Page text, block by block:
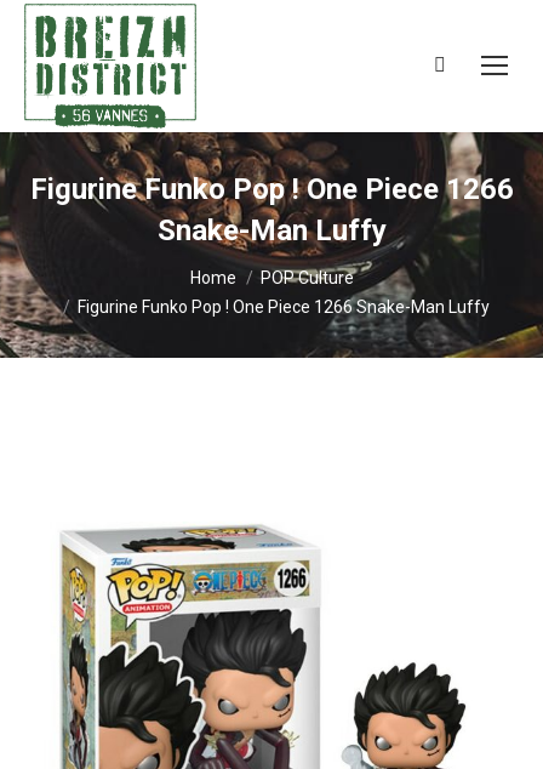
Search:
Figurine Funko Pop ! One Piece 1266
Snake-Man Luffy
You are here: Home
POP Culture
Figurine Funko Pop ! One Piece 1266 Snake-Man Luffy